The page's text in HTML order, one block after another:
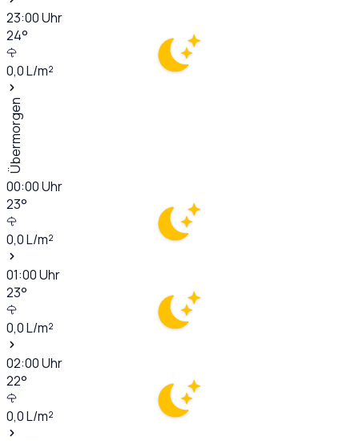
23:00Uhr
24°
0,0L/m²
Übermorgen
00:00Uhr
23°
0,0L/m²
01:00Uhr
23°
0,0L/m²
02:00Uhr
22°
0,0L/m²